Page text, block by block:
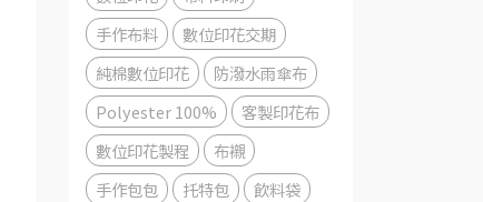
手作布料
數位印花交期
純棉數位印花
防潑水雨傘布
Polyester 100%
客製印花布
數位印花製程
布襯
手作包包
托特包
飲料袋